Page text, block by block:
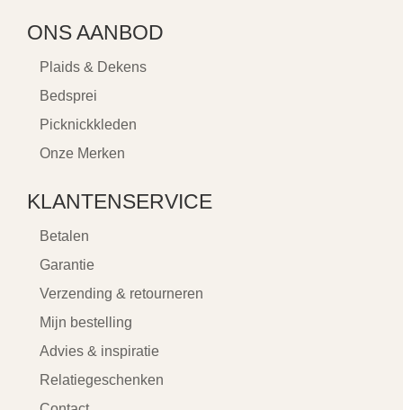
ONS AANBOD
Plaids & Dekens
Bedsprei
Picknickkleden
Onze Merken
KLANTENSERVICE
Betalen
Garantie
Verzending & retourneren
Mijn bestelling
Advies & inspiratie
Relatiegeschenken